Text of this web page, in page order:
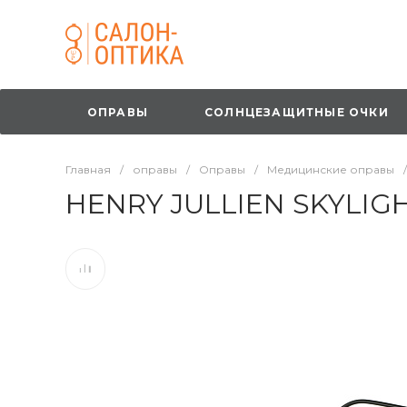
ОПРАВЫ СОЛНЦЕЗАЩИТНЫЕ ОЧКИ
Главная / оправы / Оправы / Медицинские оправы /
HENRY JULLIEN